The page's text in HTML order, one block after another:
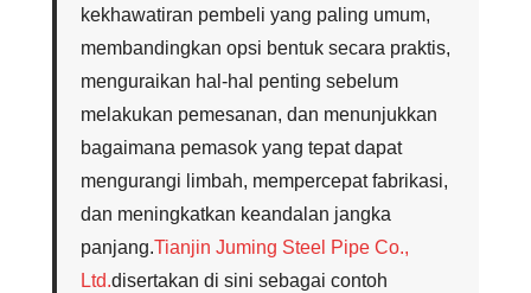
kekhawatiran pembeli yang paling umum,
membandingkan opsi bentuk secara praktis,
menguraikan hal-hal penting sebelum
melakukan pemesanan, dan menunjukkan
bagaimana pemasok yang tepat dapat
mengurangi limbah, mempercepat fabrikasi,
dan meningkatkan keandalan jangka
panjang.Tianjin Juming Steel Pipe Co.,
Ltd.disertakan di sini sebagai contoh